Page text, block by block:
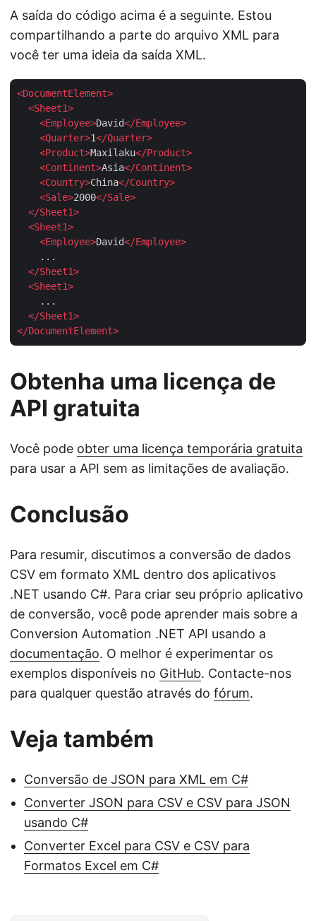
A saída do código acima é a seguinte. Estou
compartilhando a parte do arquivo XML para
você ter uma ideia da saída XML.
<DocumentElement>
<Sheet1>
<Employee>David</Employee>
<Quarter>1</Quarter>
<Product>Maxilaku</Product>
<Continent>Asia</Continent>
<Country>China</Country>
<Sale>2000</Sale>
</Sheet1>
<Sheet1>
<Employee>David</Employee>
    ...
</Sheet1>
<Sheet1>
    ...
</Sheet1>
</DocumentElement>
Obtenha uma licença de
API gratuita
Você pode obter uma licença temporária gratuita
para usar a API sem as limitações de avaliação.
Conclusão
Para resumir, discutimos a conversão de dados
CSV em formato XML dentro dos aplicativos
.NET usando C#. Para criar seu próprio aplicativo
de conversão, você pode aprender mais sobre a
Conversion Automation .NET API usando a
documentação. O melhor é experimentar os
exemplos disponíveis no GitHub. Contacte-nos
para qualquer questão através do fórum.
Veja também
Conversão de JSON para XML em C#
Converter JSON para CSV e CSV para JSON
usando C#
Converter Excel para CSV e CSV para
Formatos Excel em C#